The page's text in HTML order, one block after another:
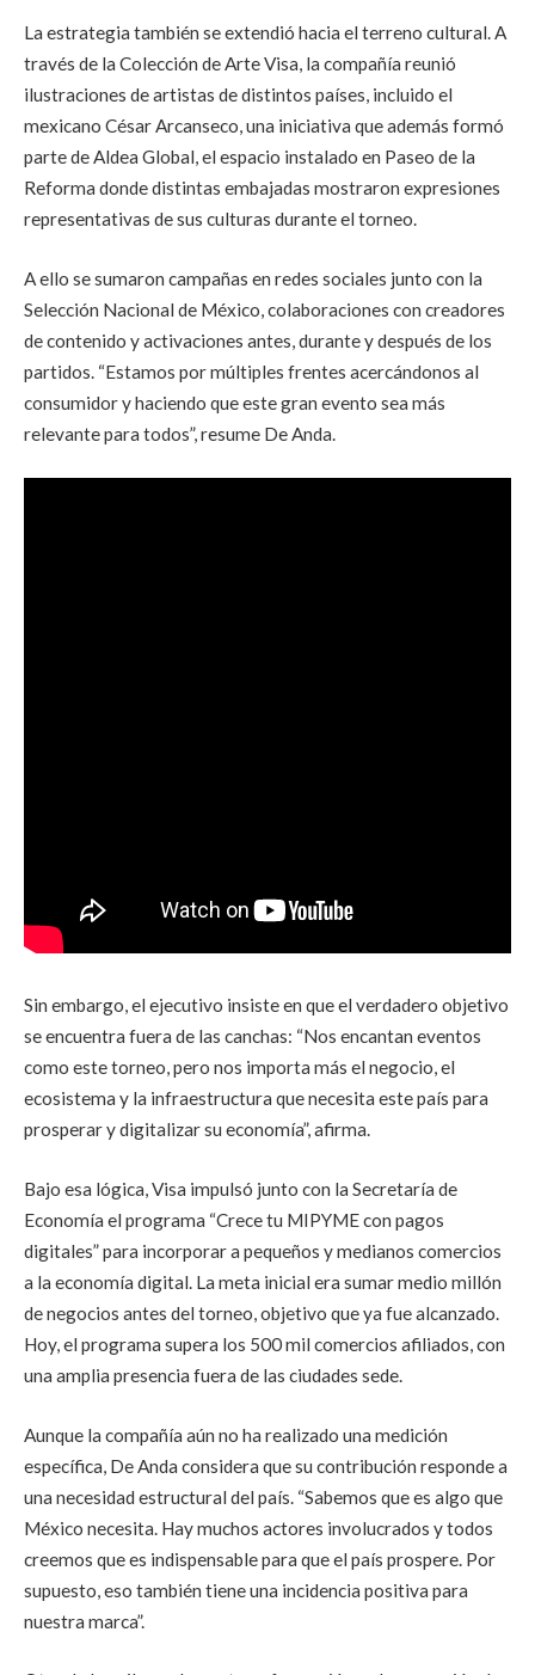
La estrategia también se extendió hacia el terreno cultural. A
través de la Colección de Arte Visa, la compañía reunió
ilustraciones de artistas de distintos países, incluido el
mexicano César Arcanseco, una iniciativa que además formó
parte de Aldea Global, el espacio instalado en Paseo de la
Reforma donde distintas embajadas mostraron expresiones
representativas de sus culturas durante el torneo.
A ello se sumaron campañas en redes sociales junto con la
Selección Nacional de México, colaboraciones con creadores
de contenido y activaciones antes, durante y después de los
partidos. “Estamos por múltiples frentes acercándonos al
consumidor y haciendo que este gran evento sea más
relevante para todos”, resume De Anda.
Sin embargo, el ejecutivo insiste en que el verdadero objetivo
se encuentra fuera de las canchas: “Nos encantan eventos
como este torneo, pero nos importa más el negocio, el
ecosistema y la infraestructura que necesita este país para
prosperar y digitalizar su economía”, afirma.
Bajo esa lógica, Visa impulsó junto con la Secretaría de
Economía el programa “Crece tu MIPYME con pagos
digitales” para incorporar a pequeños y medianos comercios
a la economía digital. La meta inicial era sumar medio millón
de negocios antes del torneo, objetivo que ya fue alcanzado.
Hoy, el programa supera los 500 mil comercios afiliados, con
una amplia presencia fuera de las ciudades sede.
Aunque la compañía aún no ha realizado una medición
específica, De Anda considera que su contribución responde a
una necesidad estructural del país. “Sabemos que es algo que
México necesita. Hay muchos actores involucrados y todos
creemos que es indispensable para que el país prospere. Por
supuesto, eso también tiene una incidencia positiva para
nuestra marca”.